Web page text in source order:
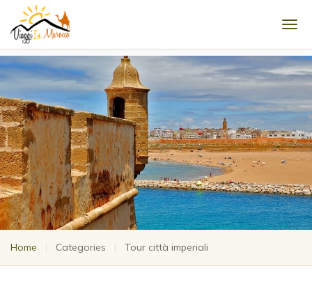
Home | Categories | Tour città imperiali